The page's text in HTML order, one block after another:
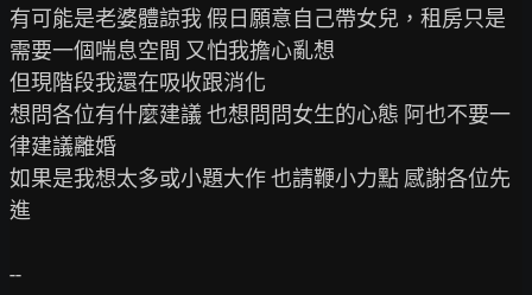
有可能是老婆體諒我 假日願意自己帶女兒，租房只是
需要一個喘息空間 又怕我擔心亂想
但現階段我還在吸收跟消化
想問各位有什麼建議 也想問問女生的心態 阿也不要一
律建議離婚
如果是我想太多或小題大作 也請鞭小力點 感謝各位先
進